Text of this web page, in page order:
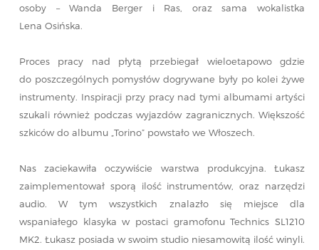
osoby – Wanda Berger i Ras, oraz sama wokalistka
Lena Osińska.
Proces pracy nad płytą przebiegał wieloetapowo gdzie
do poszczególnych pomysłów dogrywane były po kolei żywe
instrumenty. Inspiracji przy pracy nad tymi albumami artyści
szukali również podczas wyjazdów zagranicznych. Większość
szkiców do albumu „Torino” powstało we Włoszech.
Nas zaciekawiła oczywiście warstwa produkcyjna. Łukasz
zaimplementował sporą ilość instrumentów, oraz narzędzi
audio. W tym wszystkich znalazło się miejsce dla
wspaniałego klasyka w postaci gramofonu Technics SL1210
MK2. Łukasz posiada w swoim studio niesamowitą ilość winyli.